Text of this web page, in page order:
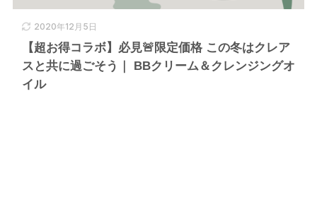
2020年12月5日
【超お得コラボ】必見🚨限定価格 この冬はクレア
スと共に過ごそう｜ BBクリーム＆クレンジングオ
イル